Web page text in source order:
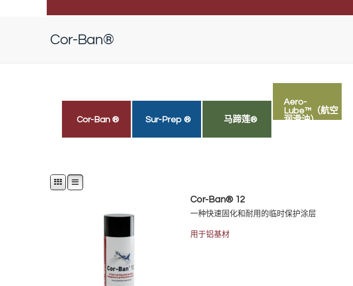
Cor-Ban®
Cor-Ban ® Sur-Prep ® 马蹄莲®
Aero-
Lube™（航空
润滑油）。
Cor-Ban® 12
一种快速固化和耐用的临时保护涂层
用于铝基材